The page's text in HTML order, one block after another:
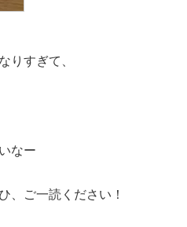
りすぎて、
なー
、ご一読ください！